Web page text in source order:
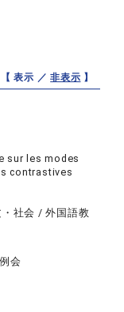
【 表示 ／非表示 】
sur les modes
contrastives
社会 / 外国語教
会